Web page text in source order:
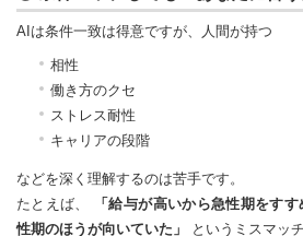
AIは条件一致は得意ですが、人間が持つ
相性
働き方のクセ
ストレス耐性
キャリアの段階
などを深く理解するのは苦手です。
たとえば、
「給与が高いから急性期をす
性期のほうが向いていた」
というミスマッ